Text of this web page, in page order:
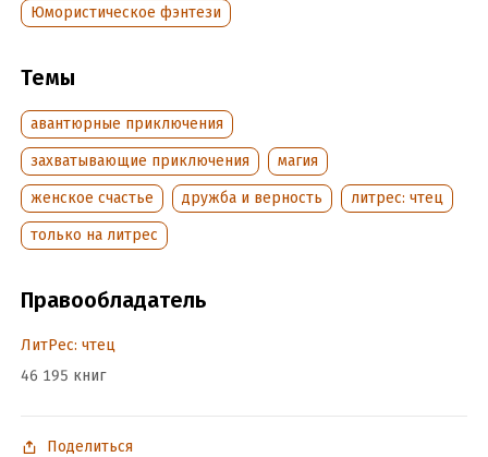
Юмористическое фэнтези
Темы
авантюрные приключения
захватывающие приключения
магия
женское счастье
дружба и верность
литрес: чтец
только на литрес
Правообладатель
ЛитРес: чтец
46 195 книг
Поделиться